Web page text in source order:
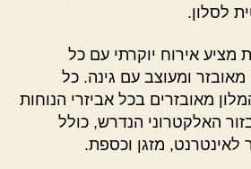
לסלון.
מציע אירוח יוקרתי עם כל
מאובזר ומעוצב עם גינה. כל
מאובזרים בכל אביזרי הנוחות
האלקטרוני הנדרש, כולל
לאינטרנט, מזגן וכספת.